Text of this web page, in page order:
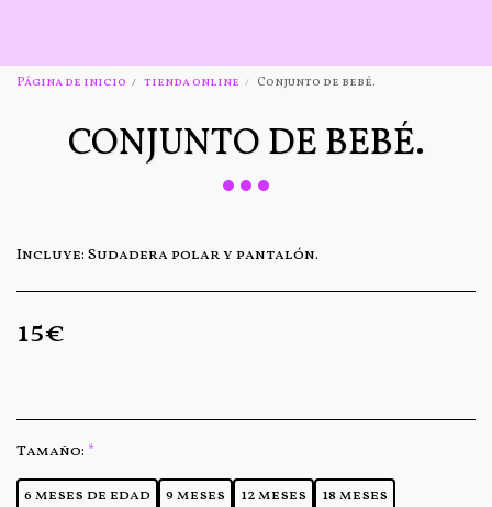
Página de inicio tienda online Conjunto de bebé.
CONJUNTO DE BEBÉ.
Incluye: Sudadera polar y pantalón.
15€
Tamaño: *
6 meses de edad 9 meses 12 meses 18 meses